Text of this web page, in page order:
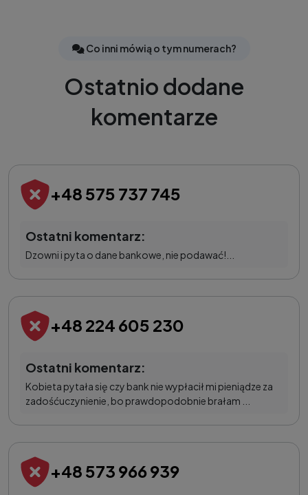
Co inni mówią o tym numerach?
Ostatnio dodane
komentarze
+48 575 737 745
Ostatni komentarz:
Dzowni i pyta o dane bankowe, nie podawać!...
+48 224 605 230
Ostatni komentarz:
Kobieta pytała się czy bank nie wypłacił mi pieniądze za
zadośćuczynienie, bo prawdopodobnie brałam ...
+48 573 966 939